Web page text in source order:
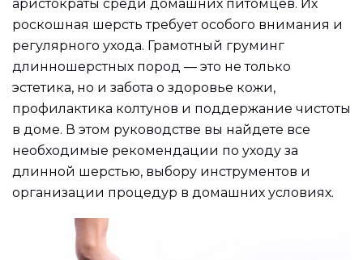
аристократы среди домашних питомцев. Их
роскошная шерсть требует особого внимания и
регулярного ухода. Грамотный груминг
длинношерстных пород — это не только
эстетика, но и забота о здоровье кожи,
профилактика колтунов и поддержание чистоты
в доме. В этом руководстве вы найдете все
необходимые рекомендации по уходу за
длинной шерстью, выбору инструментов и
организации процедур в домашних условиях.